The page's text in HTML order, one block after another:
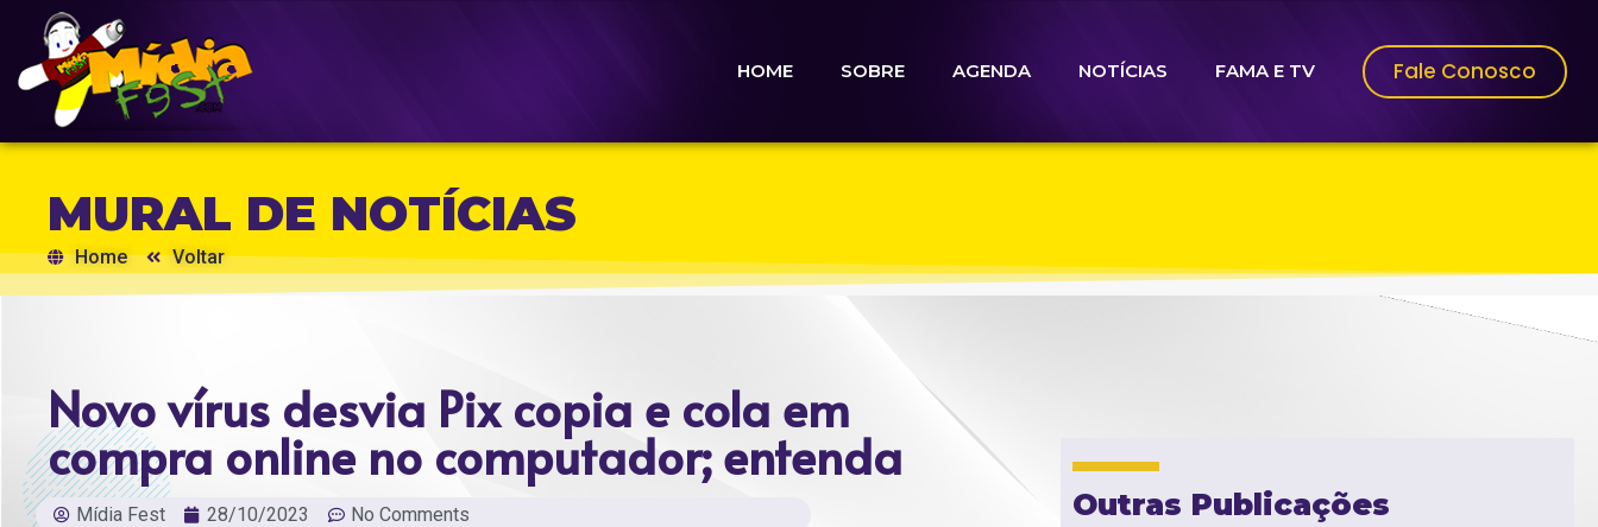
HOME SOBRE AGENDA NOTÍCIAS FAMA E TV Fale Conosco
MURAL DE NOTÍCIAS
Home Voltar
Novo vírus desvia Pix copia e cola em
compra online no computador; entenda
Mídia Fest 28/10/2023 No Comments Outras Publicações